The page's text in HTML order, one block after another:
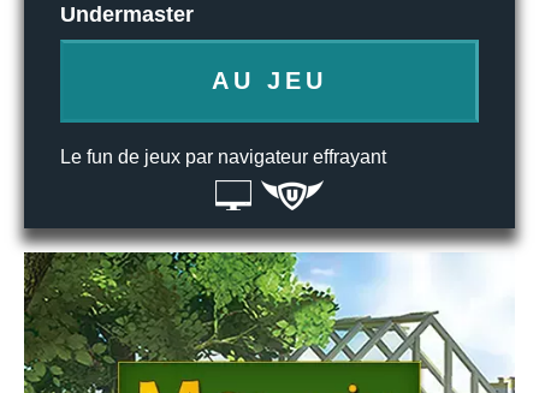
Undermaster
AU JEU
Le fun de jeux par navigateur effrayant